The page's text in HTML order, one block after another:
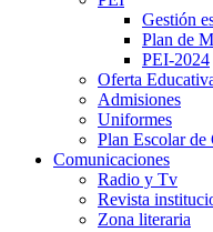
Gestión
Plan de
PEI-2024
Oferta
Admisiones
Uniformes
Plan Escolar de
Comunicaciones
Radio y Tv
Revista
Zona literaria